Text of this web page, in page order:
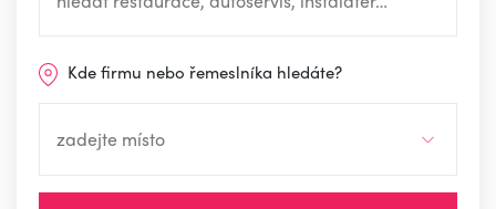
Kde firmu nebo řemeslníka hledáte?